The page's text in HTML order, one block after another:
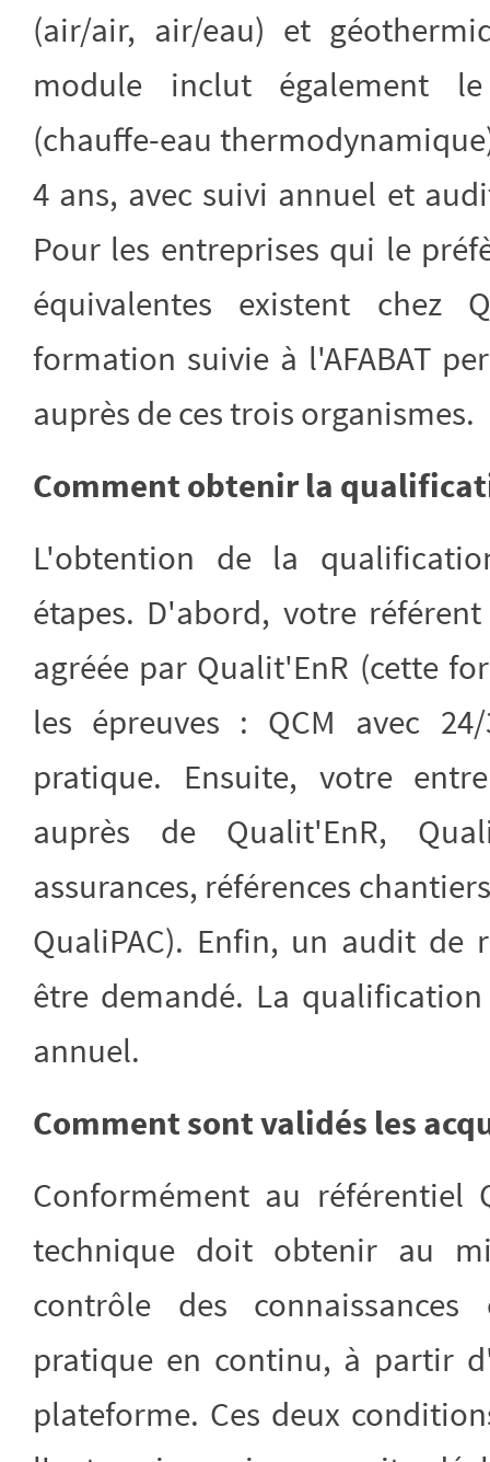
(air/air, air/eau) et
module inclut également
(chauffe-eau
4 ans, avec suivi annuel et
Pour les entreprises qui le
équivalentes existent chez
formation suivie à l'AFABAT
auprès de ces trois organismes.
Comment obtenir la
L'obtention de la
étapes. D'abord, votre
agréée par Qualit'EnR (cette
les épreuves : QCM avec
pratique. Ensuite, votre
auprès de Qualit'EnR,
assurances, références
QualiPAC). Enfin, un audit
être demandé. La
annuel.
Comment sont validés les
Conformément au référentiel
technique doit obtenir au
contrôle des
pratique en continu, à partir
plateforme. Ces deux